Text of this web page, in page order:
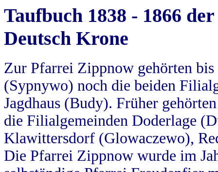
Taufbuch 1838 - 1866
Deutsch Krone
Zur Pfarrei Zippnow gehörten
(Sypnywo) noch die beiden
Jagdhaus (Budy). Früher
die Filialgemeinden Doderlage
Klawittersdorf (Glowaczewo),
Die Pfarrei Zippnow wurde im